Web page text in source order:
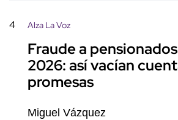
4 Alza La Voz
Fraude a
2026: así vacían
promesas
Miguel Vázquez